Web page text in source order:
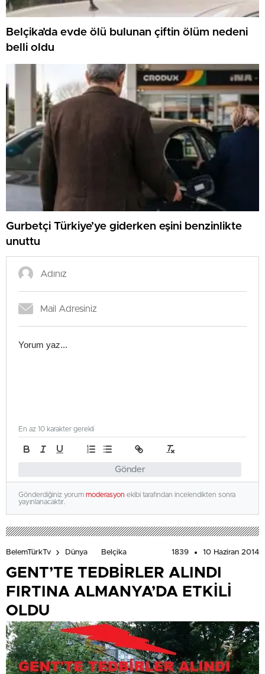
Belçika’da evde ölü bulunan çiftin ölüm nedeni
belli oldu
Gurbetçi Türkiye’ye giderken eşini benzinlikte
unuttu
Gönder
En az 10 karakter gerekli
Gönderdiğiniz yorum moderasyon ekibi tarafından incelendikten sonra
yayınlanacaktır.
BelemTürkTv Dünya Belçika 1839 10 Haziran 2014
GENT’TE TEDBİRLER ALINDI
FIRTINA ALMANYA’DA ETKİLİ
OLDU